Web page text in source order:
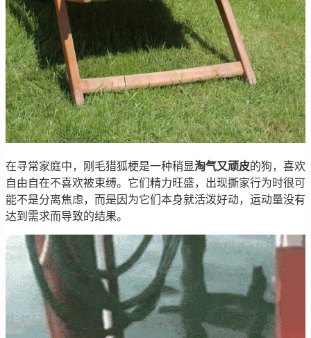
在寻常家庭中，刚毛猎狐梗是一种稍显淘气又顽皮的狗，喜欢
自由自在不喜欢被束缚。它们精力旺盛，出现撕家行为时很可
能不是分离焦虑，而是因为它们本身就活泼好动，运动量没有
达到需求而导致的结果。